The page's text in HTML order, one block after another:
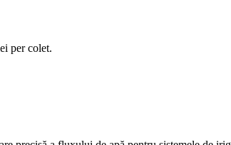
per colet.